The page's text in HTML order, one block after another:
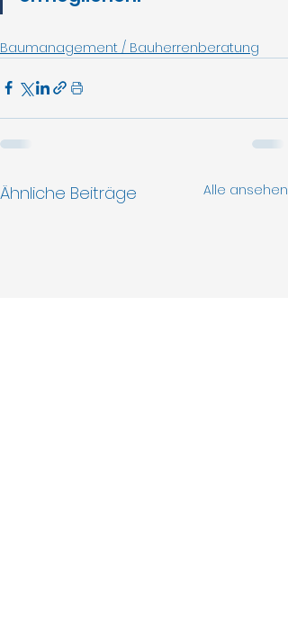
Baumanagement / Bauherrenberatung
Ähnliche Beiträge Alle ansehen